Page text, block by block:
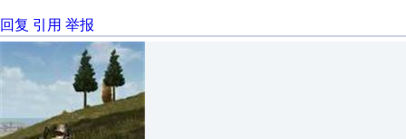
回复 引用 举报